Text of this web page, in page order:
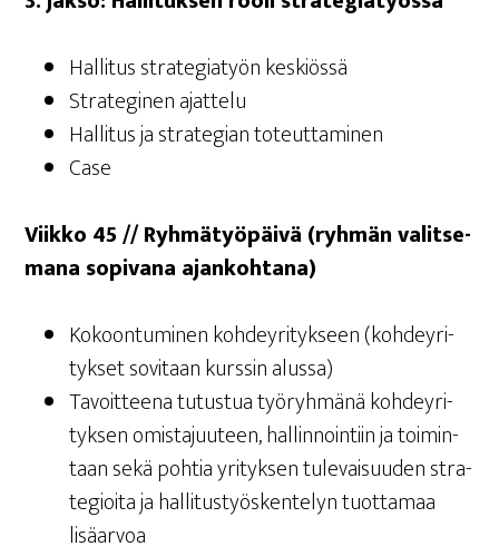
Hal­li­tus stra­te­gia­työn keskiössä
Stra­te­gi­nen ajattelu
Hal­li­tus ja stra­te­gian toteuttaminen
Case
Viik­ko 45 // Ryh­mä­työ­päi­vä (ryh­män valit­se­
ma­na sopi­va­na ajankohtana)
Kokoon­tu­mi­nen koh­dey­ri­tyk­seen (koh­dey­ri­
tyk­set sovi­taan kurs­sin alussa)
Tavoit­tee­na tutus­tua työ­ryh­mä­nä koh­dey­ri­
tyk­sen omis­ta­juu­teen, hal­lin­noin­tiin ja toi­min­
taan sekä poh­tia yri­tyk­sen tule­vai­suu­den stra­
te­gioi­ta ja hal­li­tus­työs­ken­te­lyn tuot­ta­maa
lisäarvoa